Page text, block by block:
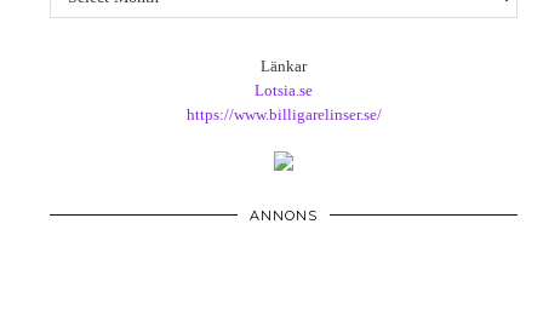
Länkar
Lotsia.se
https://www.billigarelinser.se/
ANNONS